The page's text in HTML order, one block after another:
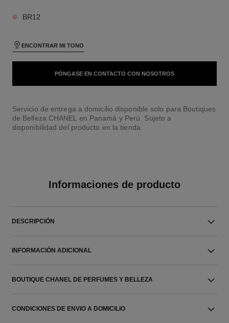
BR12
ENCONTRAR MI TONO
PÓNGASE EN CONTACTO CON NOSOTROS
Servicio de entrega a domicilio disponible solo para Boutiques
de Belleza CHANEL en Panamá y Perú. Sujeto a
disponibilidad del producto en la tienda
Informaciones de producto
DESCRIPCIÓN
INFORMACIÓN ADICIONAL
BOUTIQUE CHANEL DE PERFUMES Y BELLEZA
CONDICIONES DE ENVIO A DOMICILIO